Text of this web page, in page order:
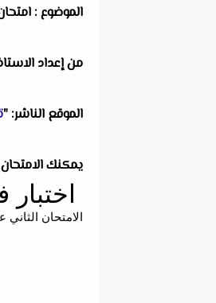
الموضوع :
من إعداد
الموقع الناشر: "
يمكنك